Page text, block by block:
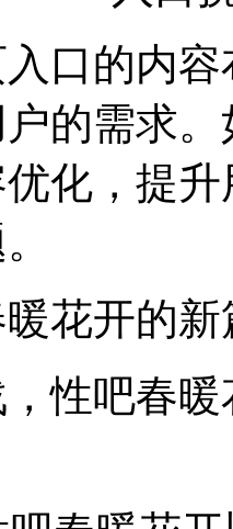
的内容
的需求
优化，提
花开的新
吧春暖